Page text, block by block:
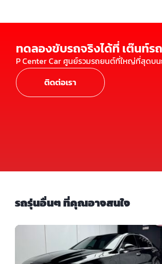
ทดลองขับรถจริงได้ที่ เต๊นท์
P Center Car ศูนย์รวมรถยนต์ที่ใหญ่ที่สุดบ
ติดต่อเรา
รถรุ่นอื่นๆ ที่คุณอาจสนใจ